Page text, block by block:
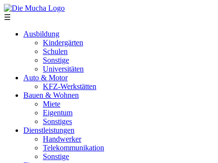
Direkt zum Inhalt
☰
Ausbildung
Kindergärten
Schulen
Sonstige
Universitäten
Auto & Motor
KFZ-Werkstätten
Bauen & Wohnen
Miete
Eigentum
Sonstiges
Dienstleistungen
Handwerker
Telekommunikation
Sonstige